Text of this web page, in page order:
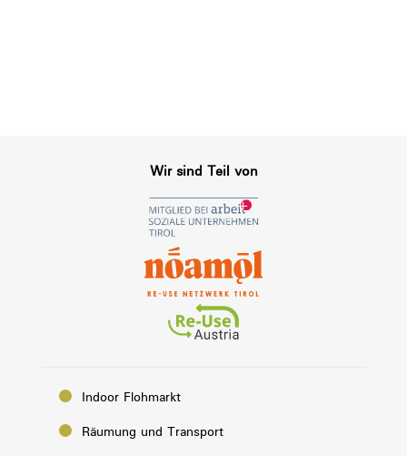
Wir sind Teil von
Indoor Flohmarkt
Räumung und Transport